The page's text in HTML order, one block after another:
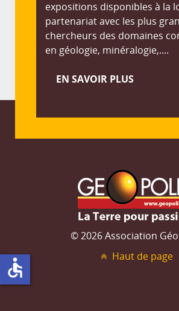
expositions disponibles à la
partenariat avec les plus
chercheurs des domaines
en géologie, minéralogie,....
EN SAVOIR PLUS
© 2026 Association
Haut de page
accessible